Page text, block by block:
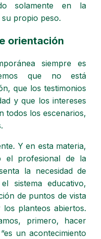
solamente en la
su propio peso.
orientación
siempre es
que no está
que los testimonios
y que los intereses
todos los escenarios,
Y en esta materia,
el profesional de la
la necesidad de
sistema educativo,
de puntos de vista
planteos abiertos.
primero, hacer
un acontecimiento